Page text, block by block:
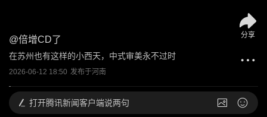
@倍增CD了
在苏州也有这样的小西天，中式审美永不过时
2026-06-12 18:50 发布于河南
分享
打开腾讯新闻客户端说两句